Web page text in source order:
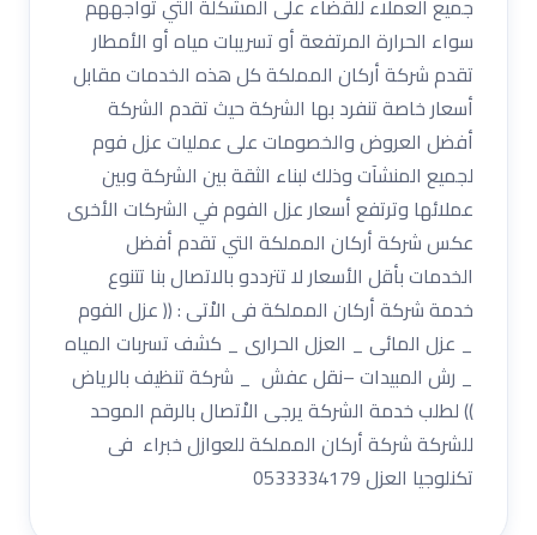
جميع العملاء للقضاء على المشكلة التي تواجههم
سواء الحرارة المرتفعة أو تسريبات مياه أو الأمطار
تقدم شركة أركان المملكة كل هذه الخدمات مقابل
أسعار خاصة تنفرد بها الشركة حيث تقدم الشركة
أفضل العروض والخصومات على عمليات عزل فوم
لجميع المنشآت وذلك لبناء الثقة بين الشركة وبين
عملائها وترتفع أسعار عزل الفوم في الشركات الأخرى
عكس شركة أركان المملكة التي تقدم أفضل
الخدمات بأقل الأسعار لا تترددو بالاتصال بنا تتنوع
خدمة شركة أركان المملكة فى الاْتى : (( عزل الفوم
_ عزل المائى _ العزل الحرارى _ كشف تسربات المياه
_ رش المبيدات –نقل عفش _ شركة تنظيف بالرياض
)) لطلب خدمة الشركة يرجى الاْتصال بالرقم الموحد
للشركة شركة أركان المملكة للعوازل خبراء فى
تكنلوجيا العزل 0533334179